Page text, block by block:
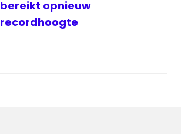
bereikt opnieuw
recordhoogte